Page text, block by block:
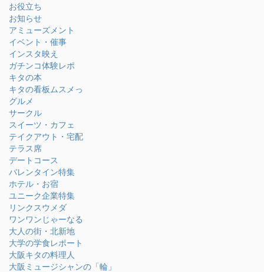
お役立ち
お知らせ
アミューズメント
イベント・催事
インスタ映え
ガチンコ体験レポ
キタの本
キタの看板ムスメっ
グルメ
サークル
スイーツ・カフェ
テイクアウト・宅配
テラス席
デートコース
バレンタイン特集
ホテル・お宿
ユニーク企業特集
リンクスウメダ
ワンワンじゃーなる
大人の街・北新地
大学の学食レポート
大阪キタの料理人
大阪ミュージシャンの「輪」